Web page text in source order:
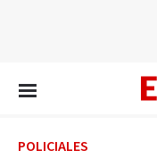
POLICIALES